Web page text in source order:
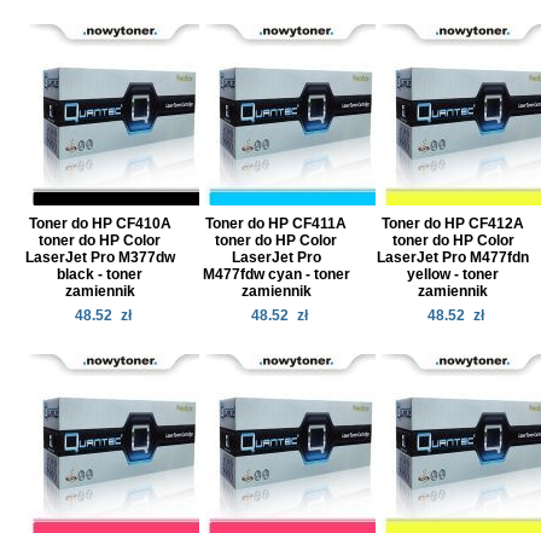
Toner do HP CF410A
toner do HP Color
LaserJet Pro M377dw
black - toner
zamiennik
48.52 zł
Toner do HP CF411A
toner do HP Color
LaserJet Pro
M477fdw cyan - toner
zamiennik
48.52 zł
Toner do HP CF412A
toner do HP Color
LaserJet Pro M477fdn
yellow - toner
zamiennik
48.52 zł